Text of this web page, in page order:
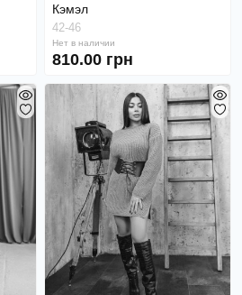
Кэмэл
42-46
Нет в наличии
810.00 грн